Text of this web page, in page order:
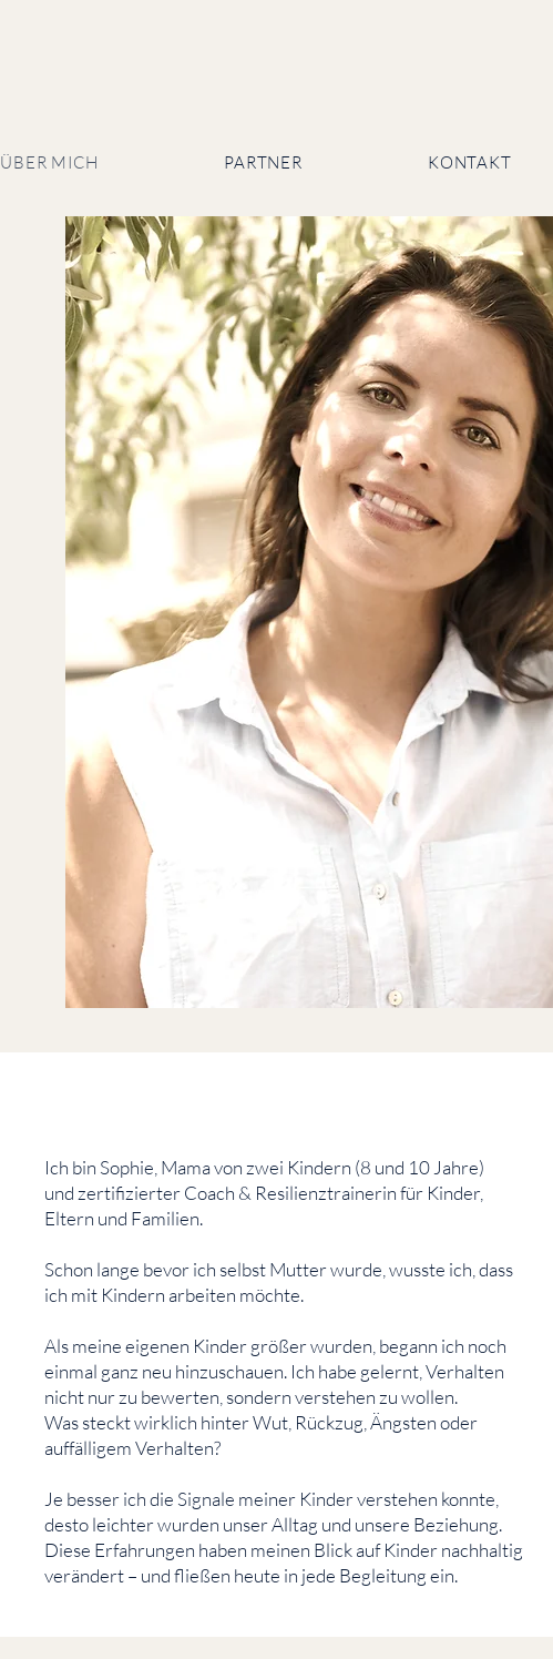
ÜBER MICH PARTNER KONTAKT
Ich bin Sophie, Mama von zwei Kindern (8 und 10 Jahre)
und zertifizierter Coach & Resilienztrainerin für Kinder,
Eltern und Familien.
Schon lange bevor ich selbst Mutter wurde, wusste ich, dass
ich mit Kindern arbeiten möchte.
Als meine eigenen Kinder größer wurden, begann ich noch
einmal ganz neu hinzuschauen. Ich habe gelernt, Verhalten
nicht nur zu bewerten, sondern verstehen zu wollen.
Was steckt wirklich hinter Wut, Rückzug, Ängsten oder
auffälligem Verhalten?
Je besser ich die Signale meiner Kinder verstehen konnte,
desto leichter wurden unser Alltag und unsere Beziehung.
Diese Erfahrungen haben meinen Blick auf Kinder nachhaltig
verändert – und fließen heute in jede Begleitung ein.